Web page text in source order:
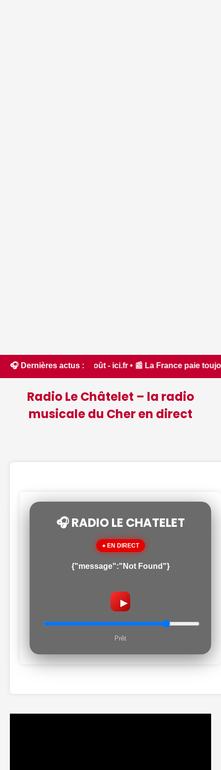
🎧 Dernières actus :
- ici.fr • 📰 La France paie toujours plus cher
Radio Le Châtelet – la radio
musicale du Cher en direct
🎧 RADIO LE CHATELET
● EN DIRECT
{"message":"Not Found"}
▶
Prêt